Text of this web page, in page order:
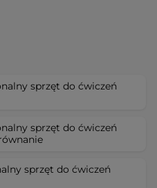
sprzęt do ćwiczeń
sprzęt do ćwiczeń
sprzęt do ćwiczeń